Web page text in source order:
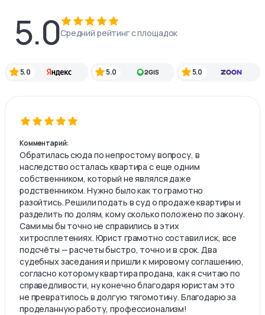
5.0Средний рейтинг с площадок
5.0 5.0 5.0
Комментарий:
Обратилась сюда по непростому вопросу, в
наследство осталась квартира с еще одним
собственником, который не являлся даже
родственником. Нужно было как то грамотно
разойтись. Решили подать в суд о продаже квартиры и
разделить по долям, кому сколько положено по закону.
Сами мы бы точно не справились в этих
хитросплетениях. Юрист грамотно составил иск, все
подсчёты — расчеты быстро, точно и в срок. Два
судебных заседания и пришли к мировому соглашению,
согласно которому квартира продана, как я считаю по
справедливости, ну конечно благодаря юристам это
не превратилось в долгую тягомотину. Благодарю за
проделанную работу, профессионализм!